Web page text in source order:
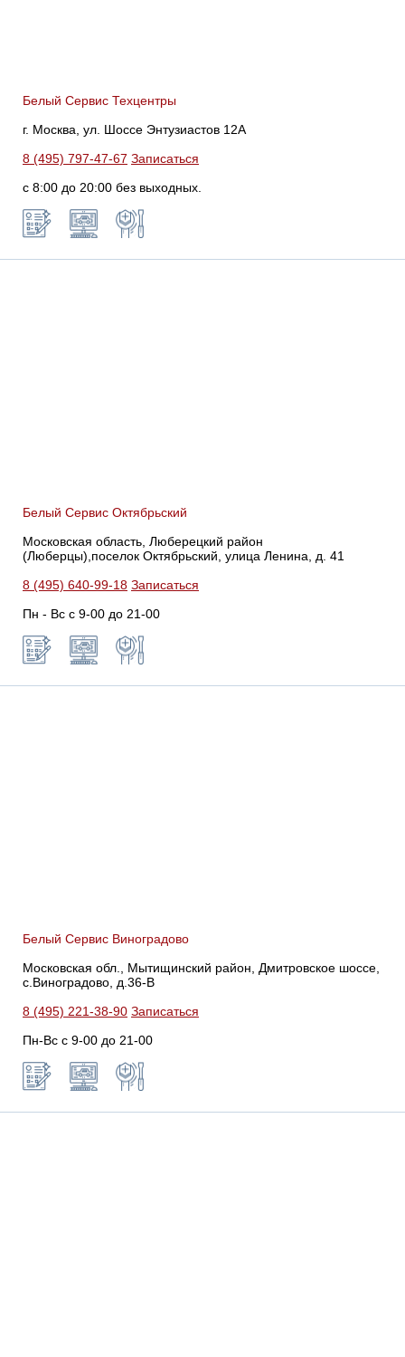
Белый Сервис Техцентры
г. Москва, ул. Шоссе Энтузиастов 12А
8 (495) 797-47-67 Записаться
с 8:00 до 20:00 без выходных.
Белый Сервис Октябрьский
Московская область, Люберецкий район
(Люберцы),поселок Октябрьский, улица Ленина, д. 41
8 (495) 640-99-18 Записаться
Пн - Вс с 9-00 до 21-00
Белый Сервис Виноградово
Московская обл., Мытищинский район, Дмитровское шоссе,
с.Виноградово, д.36-В
8 (495) 221-38-90 Записаться
Пн-Вс с 9-00 до 21-00